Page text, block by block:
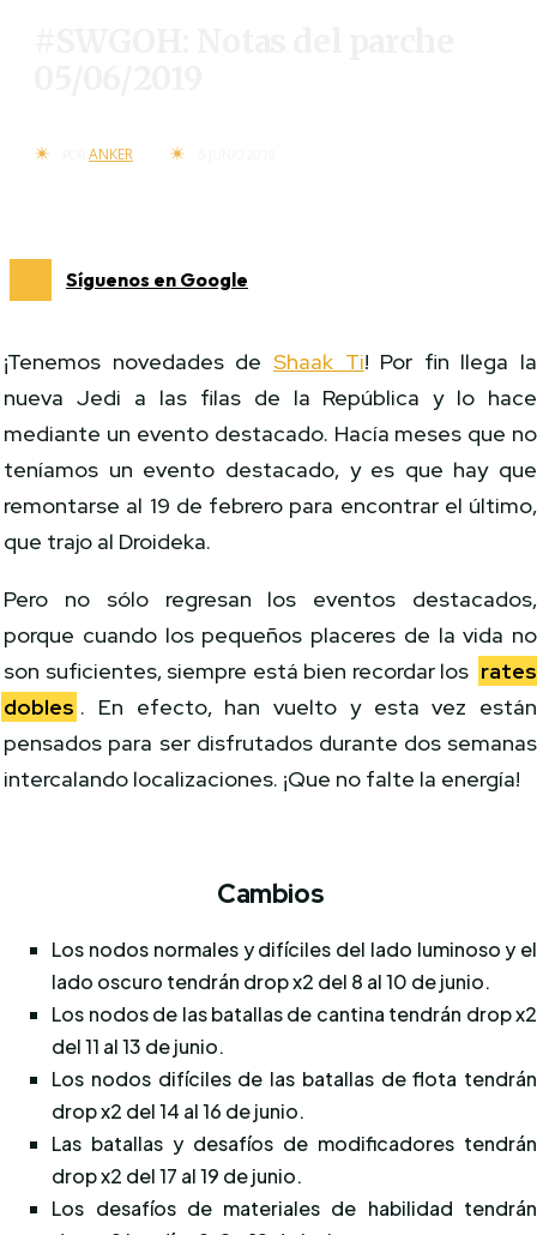
ANKER
Síguenos en Google
¡Tenemos novedades deShaak Ti! Por fin llega la
nueva Jedi a las filas de la República y lo hace
mediante un evento destacado. Hacía meses que no
teníamos un evento destacado, y es que hay que
remontarse al 19 de febrero para encontrar el último,
que trajo al Droideka.
Pero no sólo regresan los eventos destacados,
porque cuando los pequeños placeres de la vida no
son suficientes, siempre está bien recordar los rates
dobles . En efecto, han vuelto y esta vez están
pensados para ser disfrutados durante dos semanas
intercalando localizaciones. ¡Que no falte la energía!
Cambios
Los nodos normales y difíciles del lado luminoso y el
lado oscuro tendrán drop x2 del 8 al 10 de junio.
Los nodos de las batallas de cantina tendrán drop x2
del 11 al 13 de junio.
Los nodos difíciles de las batallas de flota tendrán
drop x2 del 14 al 16 de junio.
Las batallas y desafíos de modificadores tendrán
drop x2 del 17 al 19 de junio.
Los desafíos de materiales de habilidad tendrán